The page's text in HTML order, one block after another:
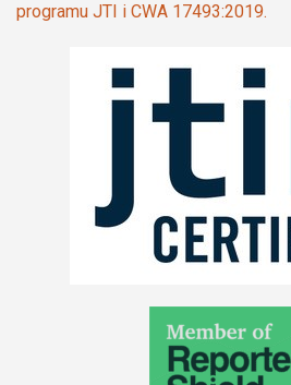
programu JTI i CWA 17493:2019.